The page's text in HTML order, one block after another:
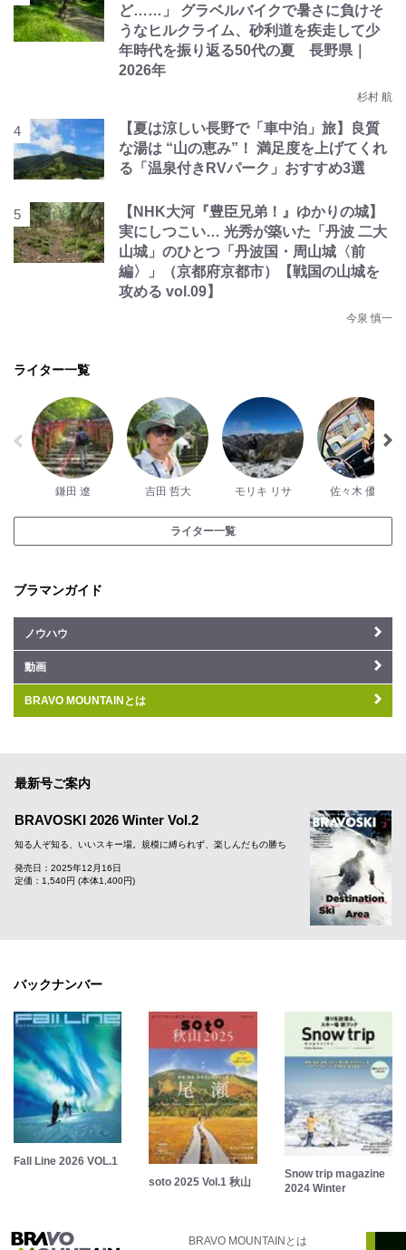
ど……」 グラベルバイクで暑さに負けそ
うなヒルクライム、砂利道を疾走して少
年時代を振り返る50代の夏 長野県｜
2026年
杉村 航
【夏は涼しい長野で「車中泊」旅】良質
な湯は “山の恵み”！ 満足度を上げてくれ
る「温泉付きRVパーク」おすすめ3選
【NHK大河『豊臣兄弟！』ゆかりの城】
実にしつこい… 光秀が築いた「丹波 二大
山城」のひとつ「丹波国・周山城〈前
編〉」（京都府京都市）【戦国の山城を
攻める vol.09】
今泉 慎一
ライター一覧
鎌田 遼 吉田 哲大 モリキ リサ 佐々木 優斗
ライター一覧
ブラマンガイド
ノウハウ
動画
BRAVO MOUNTAINとは
最新号ご案内
BRAVOSKI 2026 Winter Vol.2
知る人ぞ知る、いいスキー場。規模に縛られず、楽しんだもの勝ち
発売日：2025年12月16日
定価：1,540円 (本体1,400円)
バックナンバー
Fall Line 2026 VOL.1
soto 2025 Vol.1 秋山
Snow trip magazine
2024 Winter
BRAVO MOUNTAINとは